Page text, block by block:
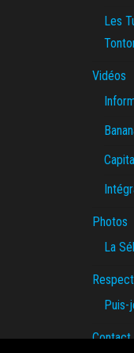
Les
Vidéos
Photos
La
Puis-
Contact